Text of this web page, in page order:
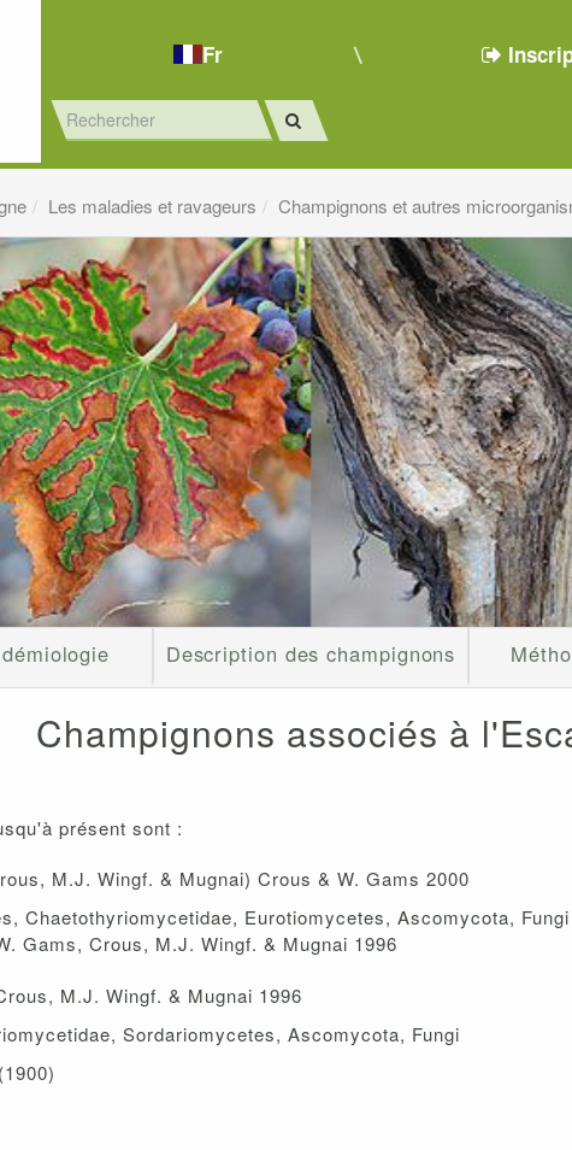
Fr
Les maladies et ravageurs Champignons et autres
Description des champignons
Champignons associés à
présent sont :
M.J. Wingf. & Mugnai) Crous & W. Gams 2000
Chaetothyriomycetidae, Eurotiomycetes, Ascomycota, Fungi
Gams, Crous, M.J. Wingf. & Mugnai 1996
M.J. Wingf. & Mugnai 1996
Sordariomycetes, Ascomycota, Fungi